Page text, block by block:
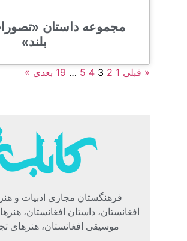
مجموعه داستان
بلند»
« قبلی 1
2
3
4
5
…
19 بعدی »
فرهنگستان مجازی ادبیات و
افغانستان، داستان افغانستان،
موسیقی افغانستان، هنرهای